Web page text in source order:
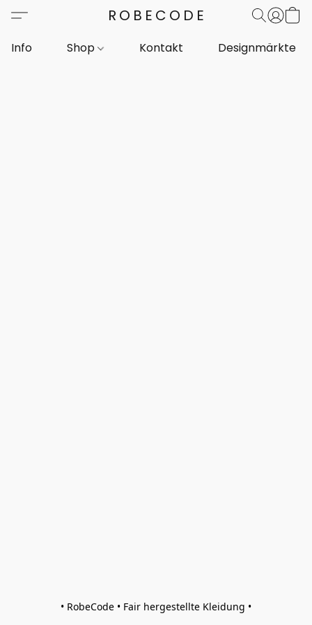
ROBECODE
Info Shop Kontakt Designmärkte
• RobeCode • Fair hergestellte Kleidung •